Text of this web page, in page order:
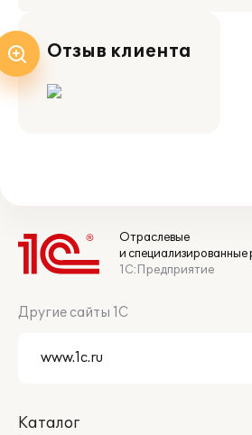
Отзыв клиента
Отраслевые
и специализированные
1С:Предприятие
Другие сайты 1С
Каталог